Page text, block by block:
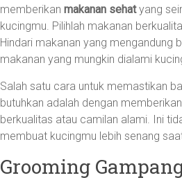
memberikan makanan sehatyang
kucingmu. Pilihlah makanan
Hindari makanan yang mengandung
makanan yang mungkin dialami
Salah satu cara untuk memastikan
butuhkan adalah dengan
berkualitas atau camilan alami. Ini
membuat kucingmu lebih senang
Grooming